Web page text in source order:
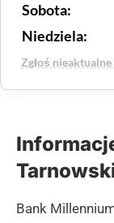
Sobota:
Niedziela:
Zgłoś
Bank